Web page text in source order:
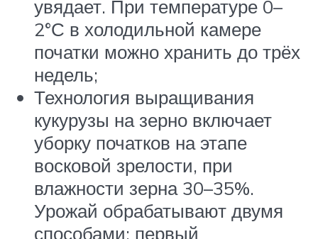
увядает. При температуре 0–
2°С в холодильной камере
початки можно хранить до трёх
недель;
Технология выращивания
кукурузы на зерно включает
уборку початков на этапе
восковой зрелости, при
влажности зерна 30–35%.
Урожай обрабатывают двумя
способами: первый